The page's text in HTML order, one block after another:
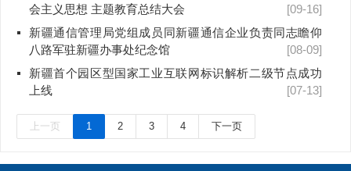
会主义思想 主题教育总结大会
[09-16]
新疆通信管理局党组成员同新疆通信企业负责同志瞻仰
八路军驻新疆办事处纪念馆
[08-09]
新疆首个园区型国家工业互联网标识解析二级节点成功
上线
[07-13]
上一页 1 2 3 4 下一页